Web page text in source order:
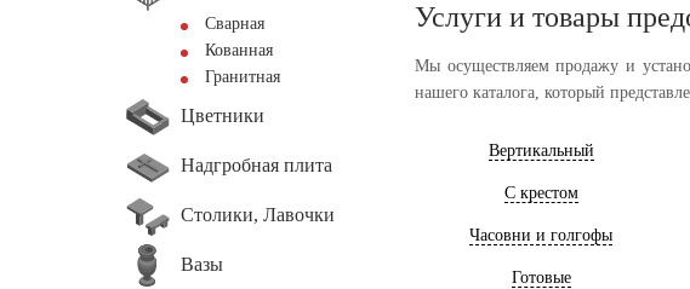
Сварная
Кованная
Гранитная
Цветники
Надгробная плита
Столики, Лавочки
Вазы
Услуги и товары
Мы осуществляем продажу и
нашего каталога, который
Вертикальный
С крестом
Часовни и голгофы
Готовые